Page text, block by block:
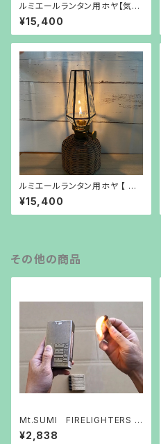
ルミエールランタン用ホヤ【気泡
ガラス】
¥15,400
ルミエールランタン用ホヤ 【 凪
NAGI 】
¥15,400
その他の商品
Mt.SUMI FIRELIGHTERS S
LEEVE CASE
¥2,838